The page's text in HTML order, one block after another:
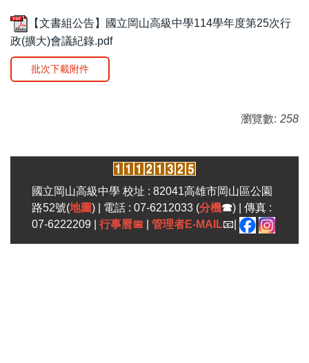
【文書組公告】國立岡山高級中學114學年度第25次行
政(擴大)會議紀錄.pdf
批次下載附件
瀏覽數: 258
國立岡山高級中學 校址 : 82041高雄市岡山區公園
路52號(地圖) | 電話 : 07-6212033 (分機☎) | 傳真 :
07-6222209 | 行事曆📅 管理者E-MAIL📧|